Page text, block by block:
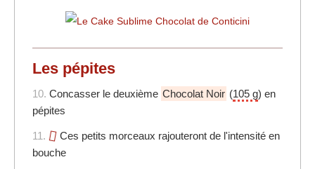
Les pépites
10. Concasser le deuxième Chocolat Noir (105 g) en
pépites
11.
Ces petits morceaux rajouteront de l'intensité en
bouche